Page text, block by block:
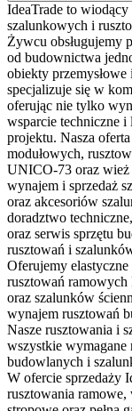
IdeaTrade to
szalunkowych i
Żywcu obsługujemy
od budownictwa
obiekty
specjalizuje się w
oferując nie tylko
wsparcie techniczne i
projektu. Nasza
modułowych,
UNICO-73 oraz
wynajem i sprzedaż
oraz akcesoriów
doradztwo
oraz serwis sprzętu
rusztowań i
Oferujemy
rusztowań
oraz szalunków
wynajem rusztowań
Nasze rusztowania i
wszystkie wymagane
budowlanych i
W ofercie sprzedaży
rusztowania ramowe,